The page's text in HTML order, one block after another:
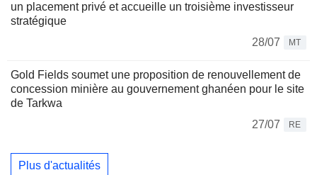
un placement privé et accueille un troisième investisseur
stratégique
28/07
MT
Gold Fields soumet une proposition de renouvellement de
concession minière au gouvernement ghanéen pour le site
de Tarkwa
27/07
RE
Plus d'actualités